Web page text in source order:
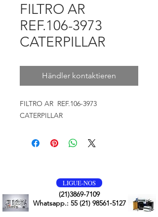
FILTRO AR
REF.106-3973
CATERPILLAR
Händler kontaktieren
FILTRO AR REF.106-3973
CATERPILLAR
LIGUE-NOS
(21)3869-7109
Whatsapp.: 55 (21) 98561-5127